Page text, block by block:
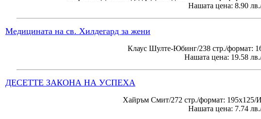
Нашата цена: 8.90
Медицината на св. Хилдегард за жени
Клаус Шулте-Юбинг/238 стр./формат:
Нашата цена: 19.58
ДЕСЕТТЕ ЗАКОНА НА УСПЕХА
Хайръм Смит/272 стр./формат:
Нашата цена: 7.74